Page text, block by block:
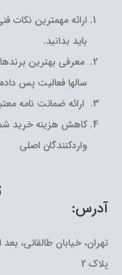
ارائه مهمترین نکات
باید بدانید.
معرفی بهترین
سالها فعالیت پس
ارائه ضمانت نامه
کاهش هزینه خرید شما
واردکنندگان اصلی
آدرس:
تهران، خیابان طالقانی،
پلاک 2